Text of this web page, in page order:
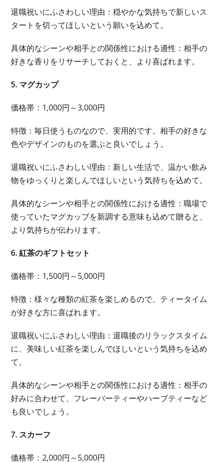
退職祝いにふさわしい理由：穏やかな気持ちで新しいス
タートを切ってほしいという願いを込めて。
具体的なシーンや相手との関係性における適性：相手の
好きな香りをリサーチしておくと、より喜ばれます。
5. マグカップ
価格帯：1,000円～3,000円
特徴：毎日使うものなので、実用的です。相手の好きな
色やデザインのものを選ぶと良いでしょう。
退職祝いにふさわしい理由：新しい生活で、温かい飲み
物をゆっくりと楽しんでほしいという気持ちを込めて。
具体的なシーンや相手との関係性における適性：職場で
使っていたマグカップを新調する意味も込めて贈ると、
より気持ちが伝わります。
6. 紅茶のギフトセット
価格帯：1,500円～5,000円
特徴：様々な種類の紅茶を楽しめるので、ティータイム
が好きな方に喜ばれます。
退職祝いにふさわしい理由：退職後のリラックスタイム
に、美味しい紅茶を楽しんでほしいという気持ちを込め
て。
具体的なシーンや相手との関係性における適性：相手の
好みに合わせて、フレーバーティーやハーブティーなど
も良いでしょう。
7. スカーフ
価格帯：2,000円～5,000円